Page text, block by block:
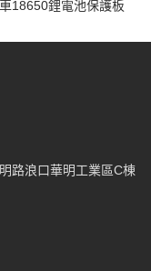
18650鋰電池保護板
路浪口華明工業區C棟